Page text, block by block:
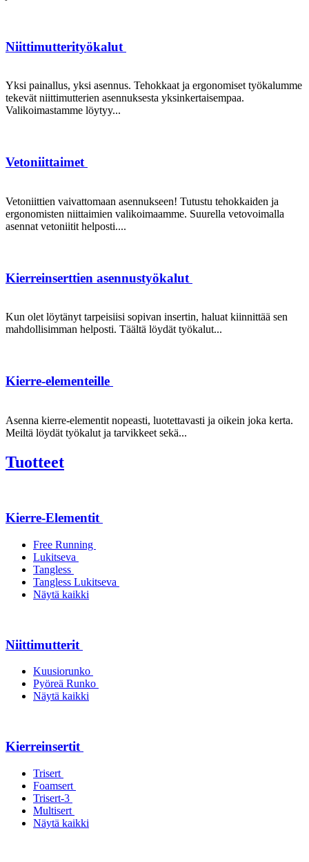
Niittimutterityökalut
Yksi painallus, yksi asennus. Tehokkaat ja ergonomiset työkalumme
tekevät niittimutterien asennuksesta yksinkertaisempaa.
Valikoimastamme löytyy...
Vetoniittaimet
Vetoniittien vaivattomaan asennukseen! Tutustu tehokkaiden ja
ergonomisten niittaimien valikoimaamme. Suurella vetovoimalla
asennat vetoniitit helposti....
Kierreinserttien asennustyökalut
Kun olet löytänyt tarpeisiisi sopivan insertin, haluat kiinnittää sen
mahdollisimman helposti. Täältä löydät työkalut...
Kierre-elementeille
Asenna kierre-elementit nopeasti, luotettavasti ja oikein joka kerta.
Meiltä löydät työkalut ja tarvikkeet sekä...
Tuotteet
Kierre-Elementit
Free Running
Lukitseva
Tangless
Tangless Lukitseva
Näytä kaikki
Niittimutterit
Kuusiorunko
Pyöreä Runko
Näytä kaikki
Kierreinsertit
Trisert
Foamsert
Trisert-3
Multisert
Näytä kaikki